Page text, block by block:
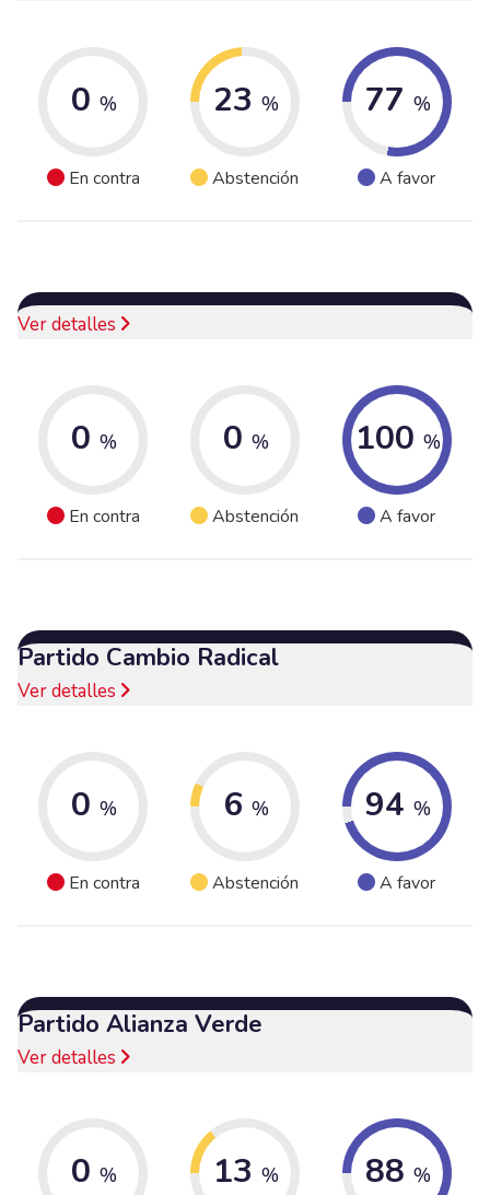
0 %
En contra
23 %
Abstención
77 %
A favor
Ver detalles
0 %
En contra
0 %
Abstención
100 %
A favor
Partido Cambio Radical
Ver detalles
0 %
En contra
6 %
Abstención
94 %
A favor
Partido Alianza Verde
Ver detalles
0 % 13 % 88 %